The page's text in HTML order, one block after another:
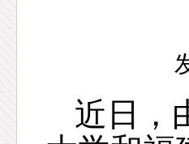
近日，